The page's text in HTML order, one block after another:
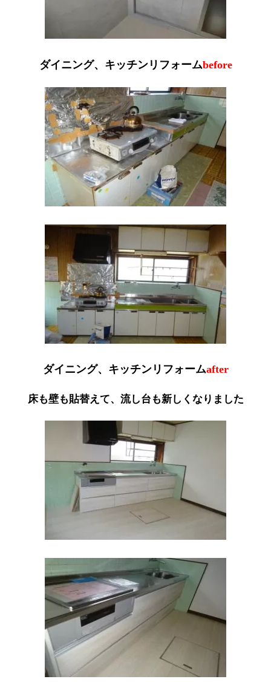
ダイニング、キッチンリフォームbefore
ダイニング、キッチンリフォームafter
床も壁も貼替えて、流し台も新しくなりました